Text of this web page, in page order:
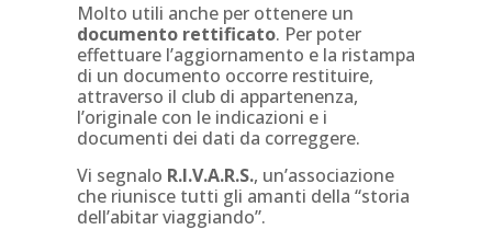
Molto utili anche per ottenere un
documento rettificato. Per poter
effettuare l’aggiornamento e la ristampa
di un documento occorre restituire,
attraverso il club di appartenenza,
l’originale con le indicazioni e i
documenti dei dati da correggere.
Vi segnalo R.I.V.A.R.S., un’associazione
che riunisce tutti gli amanti della “storia
dell’abitar viaggiando”.